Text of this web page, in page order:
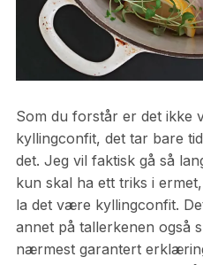
Som du forstår er det ikke
kyllingconfit, det tar bare
det. Jeg vil faktisk gå så
kun skal ha ett triks i
la det være kyllingconfit.
annet på tallerkenen også
nærmest garantert